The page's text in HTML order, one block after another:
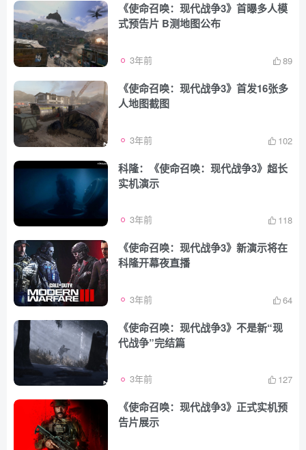
《使命召唤：现代战争3》首曝多人模
式预告片 B测地图公布
3年前 89
《使命召唤：现代战争3》首发16张多
人地图截图
3年前 102
科隆：《使命召唤：现代战争3》超长
实机演示
3年前 118
《使命召唤：现代战争3》新演示将在
科隆开幕夜直播
3年前 64
《使命召唤：现代战争3》不是新“现
代战争”完结篇
3年前 127
《使命召唤：现代战争3》正式实机预
告片展示